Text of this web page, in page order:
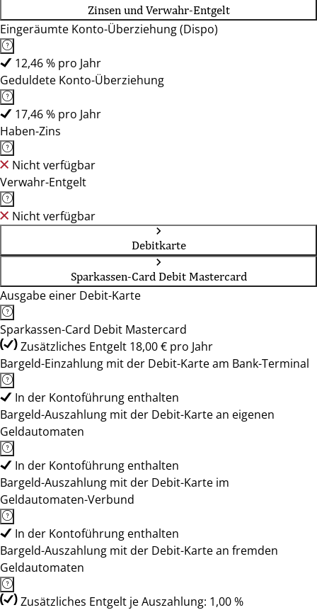
Zinsen und Verwahr-Entgelt
Eingeräumte Konto-Überziehung (Dispo)
12,46 % pro Jahr
Geduldete Konto-Überziehung
17,46 % pro Jahr
Haben-Zins
Nicht verfügbar
Verwahr-Entgelt
Nicht verfügbar
Debitkarte
Sparkassen-Card Debit Mastercard
Ausgabe einer Debit-Karte
Sparkassen-Card Debit Mastercard
Zusätzliches Entgelt 18,00 € pro Jahr
Bargeld-Einzahlung mit der Debit-Karte am Bank-Terminal
In der Kontoführung enthalten
Bargeld-Auszahlung mit der Debit-Karte an eigenen
Geldautomaten
In der Kontoführung enthalten
Bargeld-Auszahlung mit der Debit-Karte im
Geldautomaten-Verbund
In der Kontoführung enthalten
Bargeld-Auszahlung mit der Debit-Karte an fremden
Geldautomaten
Zusätzliches Entgelt je Auszahlung: 1,00 %